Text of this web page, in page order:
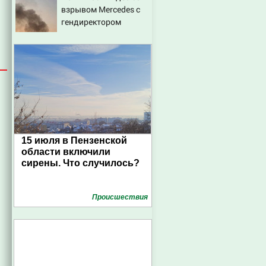
взрывом Mercedes с
гендиректором
Урале
15 июля в Пензенской
области включили
сирены. Что случилось?
Проиcшествия